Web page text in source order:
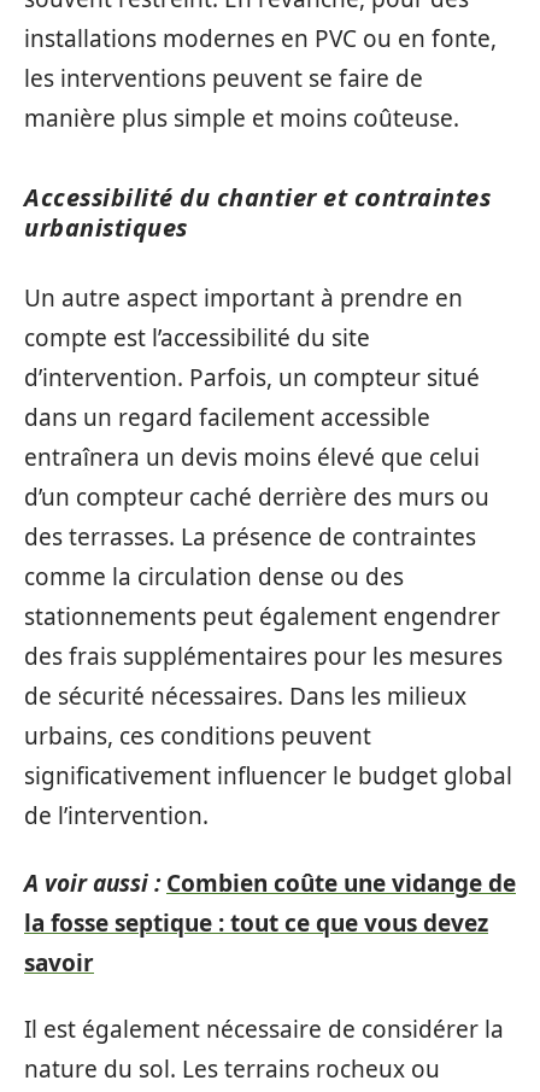
installations modernes en PVC ou en fonte,
les interventions peuvent se faire de
manière plus simple et moins coûteuse.
Accessibilité du chantier et contraintes
urbanistiques
Un autre aspect important à prendre en
compte est l’accessibilité du site
d’intervention. Parfois, un compteur situé
dans un regard facilement accessible
entraînera un devis moins élevé que celui
d’un compteur caché derrière des murs ou
des terrasses. La présence de contraintes
comme la circulation dense ou des
stationnements peut également engendrer
des frais supplémentaires pour les mesures
de sécurité nécessaires. Dans les milieux
urbains, ces conditions peuvent
significativement influencer le budget global
de l’intervention.
A voir aussi : Combien coûte une vidange de
la fosse septique : tout ce que vous devez
savoir
Il est également nécessaire de considérer la
nature du sol. Les terrains rocheux ou